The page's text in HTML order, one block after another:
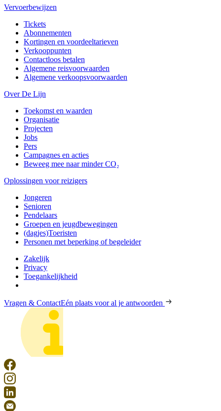
Vervoerbewijzen
Tickets
Abonnementen
Kortingen en voordeeltarieven
Verkooppunten
Contactloos betalen
Algemene reisvoorwaarden
Algemene verkoopsvoorwaarden
Over De Lijn
Toekomst en waarden
Organisatie
Projecten
Jobs
Pers
Campagnes en acties
Beweeg mee naar minder CO₂
Oplossingen voor reizigers
Jongeren
Senioren
Pendelaars
Groepen en jeugdbewegingen
(dagjes)Toeristen
Personen met beperking of begeleider
Zakelijk
Privacy
Toegankelijkheid
Vragen & ContactEén plaats voor al je antwoorden